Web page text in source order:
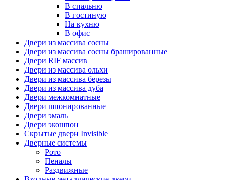
В спальню
В гостиную
На кухню
В офис
Двери из массива сосны
Двери из массива сосны брашированные
Двери RIF массив
Двери из массива ольхи
Двери из массива березы
Двери из массива дуба
Двери межкомнатные
Двери шпонированные
Двери эмаль
Двери экошпон
Скрытые двери Invisible
Дверные системы
Рото
Пеналы
Раздвижные